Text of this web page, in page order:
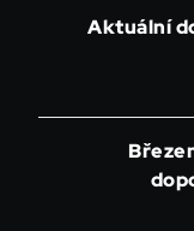
Aktuální